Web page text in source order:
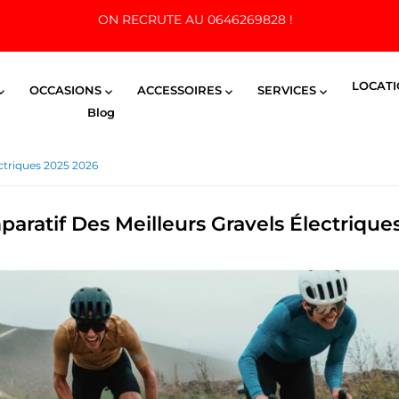
ON RECRUTE AU 0646269828 !
OCCASIONS  ACCESSOIRES  SERVICES 
Blog
2025 2026
Des Meilleurs Gravels